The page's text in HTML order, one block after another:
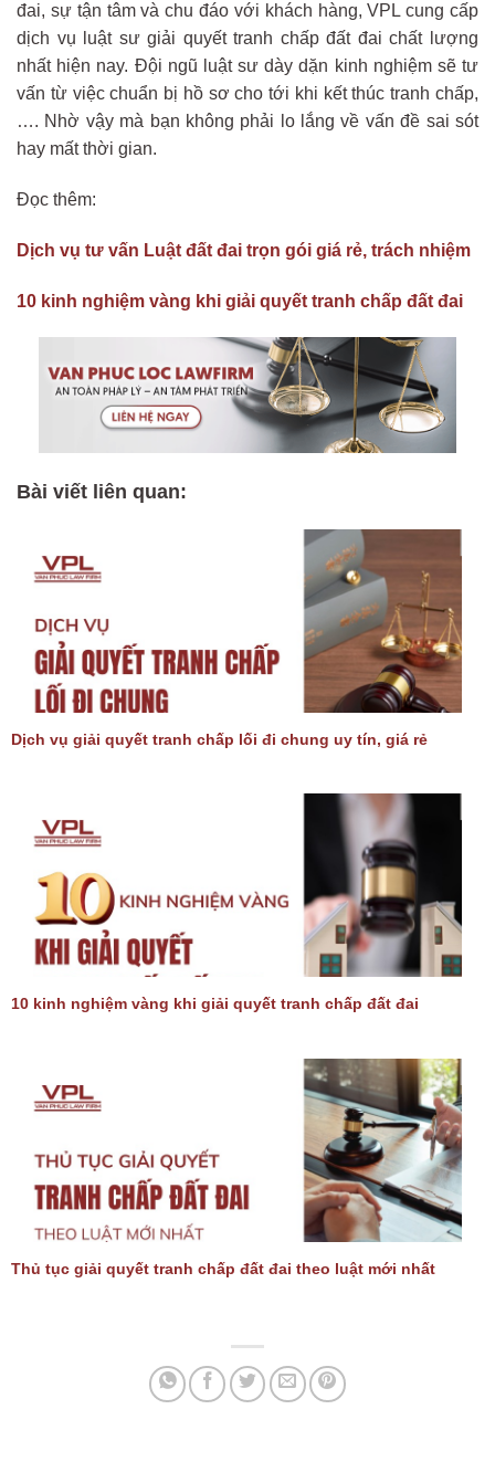
đai, sự tận tâm và chu đáo với khách hàng, VPL cung cấp
dịch vụ luật sư giải quyết tranh chấp đất đai chất lượng
nhất hiện nay. Đội ngũ luật sư dày dặn kinh nghiệm sẽ tư
vấn từ việc chuẩn bị hồ sơ cho tới khi kết thúc tranh chấp,
…. Nhờ vậy mà bạn không phải lo lắng về vấn đề sai sót
hay mất thời gian.
Đọc thêm:
Dịch vụ tư vấn Luật đất đai trọn gói giá rẻ, trách nhiệm
10 kinh nghiệm vàng khi giải quyết tranh chấp đất đai
Bài viết liên quan:
Dịch vụ giải quyết tranh chấp lối đi chung uy tín, giá rẻ
10 kinh nghiệm vàng khi giải quyết tranh chấp đất đai
Thủ tục giải quyết tranh chấp đất đai theo luật mới nhất